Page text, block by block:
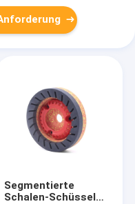
Segmentierte
Schalen-Schüssel